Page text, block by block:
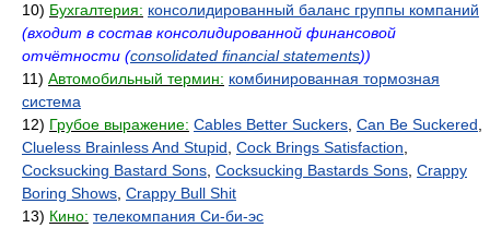
10) Бухгалтерия: консолидированный баланс группы компаний
(входит в состав консолидированной финансовой
отчётности (consolidated financial statements))
11) Автомобильный термин: комбинированная тормозная
система
12) Грубое выражение: Cables Better Suckers Can Be Suckered
Clueless Brainless And Stupid Cock Brings Satisfaction
Cocksucking Bastard Sons Cocksucking Bastards Sons Crappy
Boring Shows Crappy Bull Shit
13) Кино: телекомпания Си-би-эс